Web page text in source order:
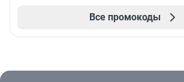
Все промокоды